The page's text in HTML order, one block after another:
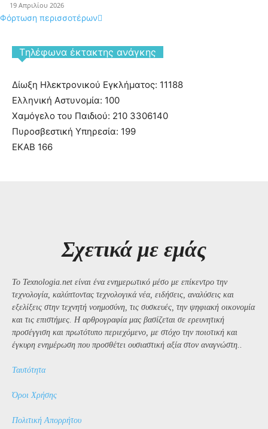
19 Απριλίου 2026
Φόρτωση περισσοτέρων
Tηλέφωνα έκτακτης ανάγκης
Δίωξη Ηλεκτρονικού Εγκλήματος: 11188
Ελληνική Αστυνομία: 100
Χαμόγελο του Παιδιού: 210 3306140
Πυροσβεστική Υπηρεσία: 199
ΕΚΑΒ 166
Σχετικά με εμάς
Το Texnologia.net είναι ένα ενημερωτικό μέσο με επίκεντρο την
τεχνολογία, καλύπτοντας τεχνολογικά νέα, ειδήσεις, αναλύσεις και
εξελίξεις στην τεχνητή νοημοσύνη, τις συσκευές, την ψηφιακή οικονομία
και τις επιστήμες. Η αρθρογραφία μας βασίζεται σε ερευνητική
προσέγγιση και πρωτότυπο περιεχόμενο, με στόχο την ποιοτική και
έγκυρη ενημέρωση που προσθέτει ουσιαστική αξία στον αναγνώστη..
Ταυτότητα
Όροι Χρήσης
Πολιτική Απορρήτου